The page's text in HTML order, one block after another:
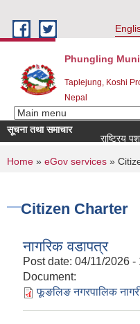
Phungling
Taplejung, Koshi
Nepal
सूचना तथा समाचार
राष्ट्रिय
You are here
Home » eGov services »
Citizen Charter
नागरिक वडापत्र
Post date: 04/11/2026 -
Document:
फूङलिङ नगरपालिक